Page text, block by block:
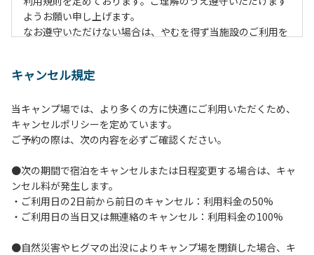
ようお願い申し上げます。
なお遵守いただけない場合は、やむを得ず当施設のご利用を
【ご利用上の注意事項ならびに禁止事項】
２.安全管理上、お子様の単独での行動はご遠慮ください。
３.調度品などの持ち出しはしないでください。
４.午後10時以降の花火の使用は禁止です。
使用、夜間の大声での談笑等）や他人に嫌悪感を与えるよう
な行為はお止めください。
６.芝生や地面での直火による焚き火、BBQ、キャンプファ
イヤーは禁止します。
台の利用後は炭の鎮火の確認をお願いいたします。
キャンセル規定
当キャンプ場では、より多くの方に快適にご利用いただくため、
キャンセルポリシーを定めています。
ご予約の際は、次の内容を必ずご確認ください。
●次の期間で宿泊をキャンセルまたは日程変更する場合は、キャ
ンセル料が発生します。
・ご利用日の2日前から前日のキャンセル：利用料金の50%
・ご利用日の当日又は無連絡のキャンセル：利用料金の100%
●自然災害やヒグマの出没によりキャンプ場を閉鎖した場合、キ